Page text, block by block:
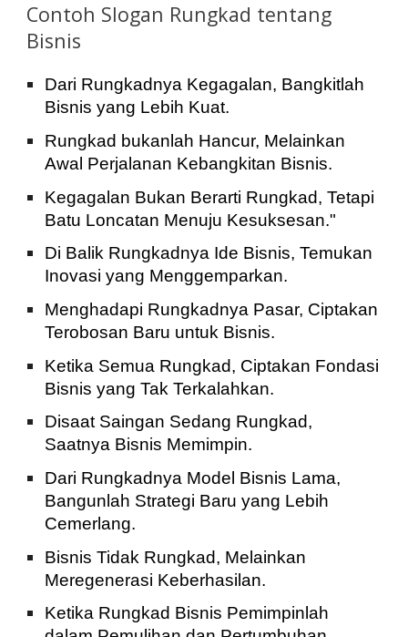
Contoh Slogan Rungkad tentang
Bisnis
Dari Rungkadnya Kegagalan, Bangkitlah
Bisnis yang Lebih Kuat.
Rungkad bukanlah Hancur, Melainkan
Awal Perjalanan Kebangkitan Bisnis.
Kegagalan Bukan Berarti Rungkad, Tetapi
Batu Loncatan Menuju Kesuksesan."
Di Balik Rungkadnya Ide Bisnis, Temukan
Inovasi yang Menggemparkan.
Menghadapi Rungkadnya Pasar, Ciptakan
Terobosan Baru untuk Bisnis.
Ketika Semua Rungkad, Ciptakan Fondasi
Bisnis yang Tak Terkalahkan.
Disaat Saingan Sedang Rungkad,
Saatnya Bisnis Memimpin.
Dari Rungkadnya Model Bisnis Lama,
Bangunlah Strategi Baru yang Lebih
Cemerlang.
Bisnis Tidak Rungkad, Melainkan
Meregenerasi Keberhasilan.
Ketika Rungkad Bisnis Pemimpinlah